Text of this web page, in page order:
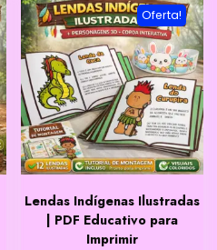
Oferta!
Lendas Indígenas Ilustradas
| PDF Educativo para
Imprimir